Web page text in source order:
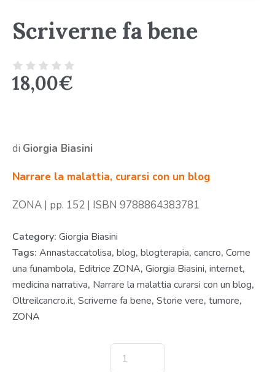
Scriverne fa bene
18,00€
di Giorgia Biasini
Narrare la malattia, curarsi con un blog
ZONA | pp. 152 | ISBN 9788864383781
Category: Giorgia Biasini
Tags: Annastaccatolisa, blog, blogterapia, cancro, Come
una funambola, Editrice ZONA, Giorgia Biasini, internet,
medicina narrativa, Narrare la malattia curarsi con un blog,
Oltreilcancro.it, Scriverne fa bene, Storie vere, tumore,
ZONA